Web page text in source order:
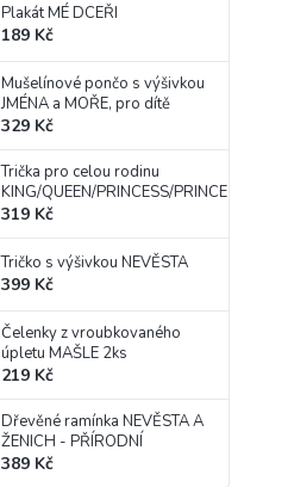
Plakát MÉ DCEŘI
189 Kč
Mušelínové pončo s výšivkou
JMÉNA a MOŘE, pro dítě
329 Kč
Trička pro celou rodinu
KING/QUEEN/PRINCESS/PRINCE
319 Kč
Tričko s výšivkou NEVĚSTA
399 Kč
Čelenky z vroubkovaného
úpletu MAŠLE 2ks
219 Kč
Dřevěné ramínka NEVĚSTA A
ŽENICH - PŘÍRODNÍ
389 Kč